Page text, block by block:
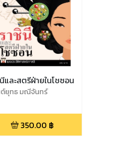
และสตรีฝ่ายในโชซอน
ยุทธ มณีจันทร์
350.00 ฿